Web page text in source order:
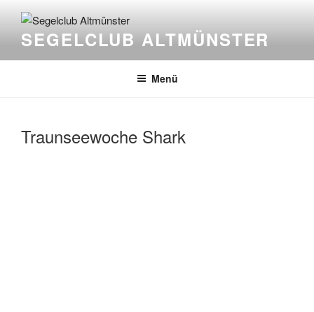
Inhalt
springenSEGELCLUB ALTMÜNSTER
Menü
Traunseewoche Shark